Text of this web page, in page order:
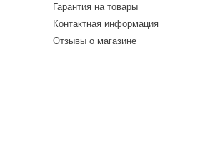
Гарантия на товары
Контактная информация
Отзывы о магазине